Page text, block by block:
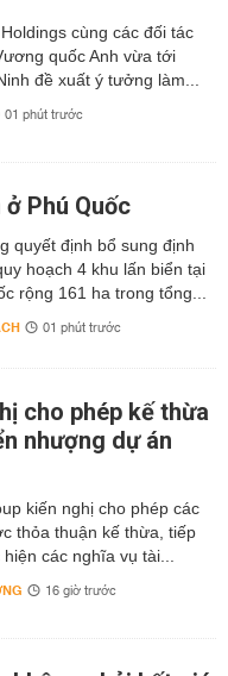
cùng các đối tác
quốc Anh vừa tới
đề xuất ý tưởng làm...
01 phút trước
Phú Quốc
quyết định bổ sung định
hoạch 4 khu lấn biển tại
rộng 161 ha trong tổng...
01 phút trước
cho phép kế thừa
nhượng dự án
kiến nghị cho phép các
thỏa thuận kế thừa, tiếp
các nghĩa vụ tài...
16 giờ trước